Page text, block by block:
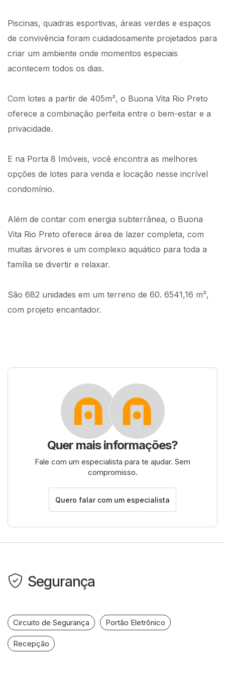
Piscinas, quadras esportivas, áreas verdes e espaços
de convivência foram cuidadosamente projetados para
criar um ambiente onde momentos especiais
acontecem todos os dias.
Com lotes a partir de 405m², o Buona Vita Rio Preto
oferece a combinação perfeita entre o bem-estar e a
privacidade.
E na Porta 8 Imóveis, você encontra as melhores
opções de lotes para venda e locação nesse incrível
condomínio.
Além de contar com energia subterrânea, o Buona
Vita Rio Preto oferece área de lazer completa, com
muitas árvores e um complexo aquático para toda a
família se divertir e relaxar.
São 682 unidades em um terreno de 60. 6541,16 m²,
com projeto encantador.
Quer mais informações?
Fale com um especialista para te ajudar. Sem
compromisso.
Quero falar com um especialista
Segurança
Circuito de Segurança Portão Eletrônico
Recepção